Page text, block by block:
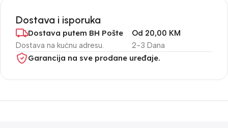
Dostava i isporuka
Dostava putem BH Pošte
Dostava na kućnu adresu. 2-3 Dana
Od 20,00 KM
Garancija na sve prodane uređaje.